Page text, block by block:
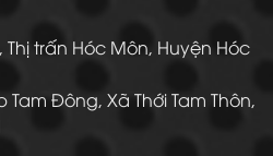
Thị trấn Hóc Môn, Huyện Hóc
Tam Đông, Xã Thới Tam Thôn,